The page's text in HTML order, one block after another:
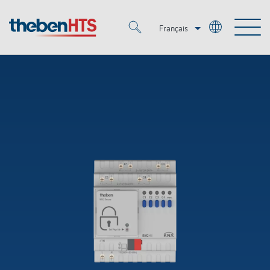
Français
Deutsch
Smart Home
Détecteurs de présence et de mouvement
Solutions OEM
OEM Experts
Références
Contrôle du temps et de la lumière
Commande d'éclairage DALI-2
Médiathèque